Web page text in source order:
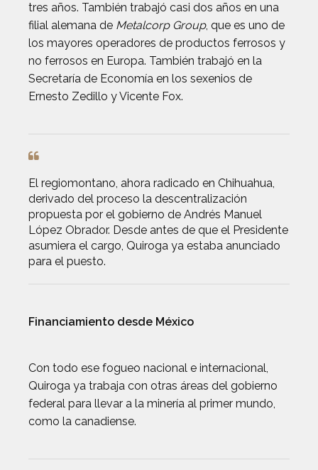
tres años. También trabajó casi dos años en una
filial alemana de Metalcorp Group, que es uno de
los mayores operadores de productos ferrosos y
no ferrosos en Europa. También trabajó en la
Secretaría de Economía en los sexenios de
Ernesto Zedillo y Vicente Fox.
El regiomontano, ahora radicado en Chihuahua,
derivado del proceso la descentralización
propuesta por el gobierno de Andrés Manuel
López Obrador. Desde antes de que el Presidente
asumiera el cargo, Quiroga ya estaba anunciado
para el puesto.
Financiamiento desde México
Con todo ese fogueo nacional e internacional,
Quiroga ya trabaja con otras áreas del gobierno
federal para llevar a la minería al primer mundo,
como la canadiense.